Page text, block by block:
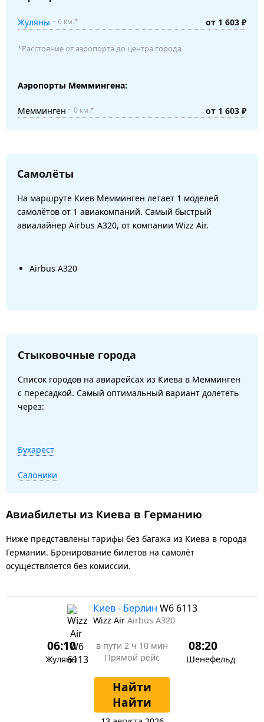
Жуляны ~ 6 км.* от 1 603 ₽
*Расстояние от аэропорта до центра города
Аэропорты Меммингена:
Мемминген ~ 0 км.* от 1 603 ₽
Самолёты
На маршруте Киев Мемминген летает 1 моделей
самолётов от 1 авиакомпаний. Самый быстрый
авиалайнер Airbus A320, от компании Wizz Air.
Airbus A320
Стыковочные города
Список городов на авиарейсах из Киева в Мемминген
с пересадкой. Самый оптимальный вариант долететь
через:
Бухарест
Салоники
Авиабилеты из Киева в Германию
Ниже представлены тарифы без багажа из Киева в города
Германии. Бронирование билетов на самолёт
осуществляется без комиссии.
Киев - Берлин W6 6113
Wizz Air Airbus A320
06:10
Жуляны
в пути 2 ч 10 мин
Прямой рейс
08:20
Шенефельд
Найти
Найти